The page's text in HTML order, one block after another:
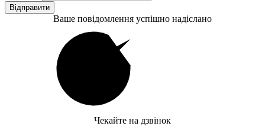
Відправити
Ваше повідомлення успішно надіслано
Чекайте на дзвінок